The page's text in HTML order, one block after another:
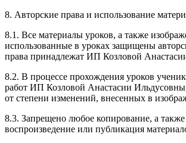
8. Авторские права и использование
8.1. Все материалы уроков, а также
использованные в уроках защищены
права принадлежат ИП Козловой
8.2. В процессе прохождения уроков
работ ИП Козловой Анастасии
от степени изменений, внесенных в
8.3. Запрещено любое копирование, а
воспроизведение или публикация